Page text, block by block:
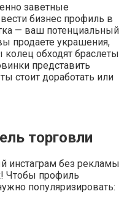
заветные
бизнес профиль в
— ваш потенциальный
продаете украшения,
колец обходят браслеты
представить
стоит доработать или
торговли
инстаграм без рекламы
Чтобы профиль
популяризировать: